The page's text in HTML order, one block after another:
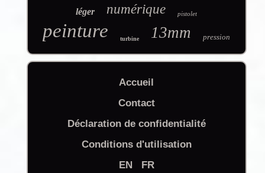
léger numérique pistolet
peinture turbine 13mm pression
Accueil
Contact
Déclaration de confidentialité
Conditions d'utilisation
EN
FR